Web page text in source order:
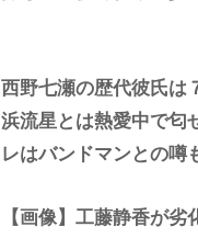
西野七瀬の歴代彼氏は
浜流星とは熱愛中で匂
レはバンドマンとの噂
【画像】工藤静香が劣